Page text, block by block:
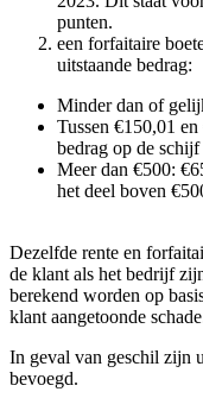
punten.
een forfaitaire
uitstaande bedrag:
Minder dan of
Tussen €150,01
bedrag op de
Meer dan €500:
het deel boven
Dezelfde rente en
de klant als het bedrijf
berekend worden op
klant aangetoonde
In geval van geschil zijn
bevoegd.